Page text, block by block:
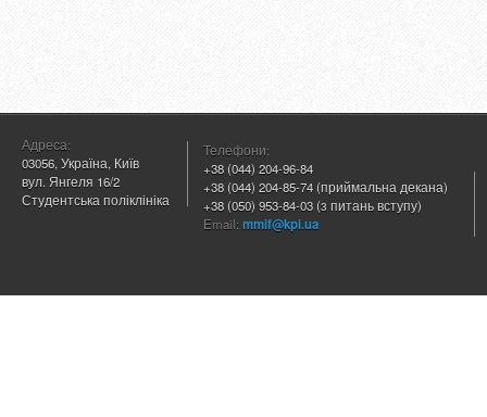
Адреса:
03056, Україна, Київ
вул. Янгеля 16/2
Студентська поліклініка
Телефони:
+38 (044) 204-96-84
+38 (044) 204-85-74 (приймальна декана)
+38 (050) 953-84-03 (з питань вступу)
Email: mmif@kpi.ua